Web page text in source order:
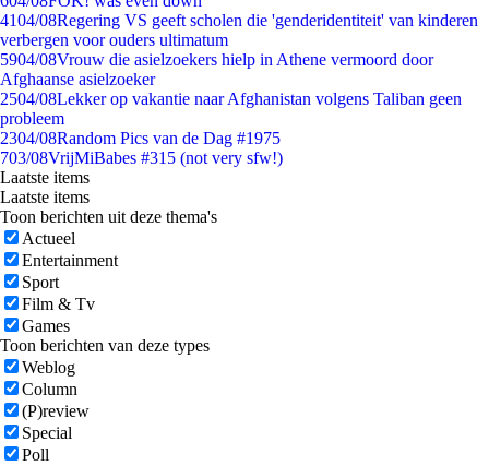
4104/08Regering VS geeft scholen die 'genderidentiteit' van kinderen
verbergen voor ouders ultimatum
5904/08Vrouw die asielzoekers hielp in Athene vermoord door
Afghaanse asielzoeker
2504/08Lekker op vakantie naar Afghanistan volgens Taliban geen
probleem
2304/08Random Pics van de Dag #1975
703/08VrijMiBabes #315 (not very sfw!)
Laatste items
Laatste items
Toon berichten uit deze thema's
Actueel
Entertainment
Sport
Film & Tv
Games
Toon berichten van deze types
Weblog
Column
(P)review
Special
Poll